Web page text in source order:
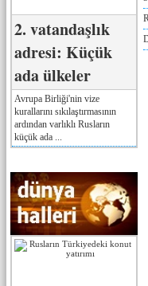
2. vatandaşlık
adresi: Küçük
ada ülkeler
Avrupa Birliği'nin vize
kurallarını sıkılaştırmasının
ardından varlıklı Rusların
küçük ada ...